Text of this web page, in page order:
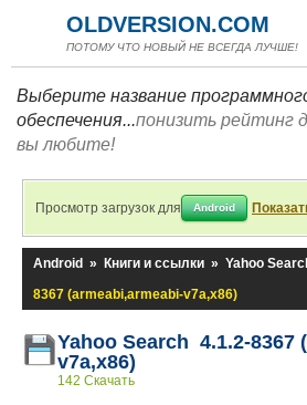
OLDVERSION.COM
ПОТОМУ ЧТО НОВЫЙ НЕ ВСЕГДА ЛУЧШЕ!
Выберите название
обеспечения...понизить рейтинг
вы любите!
Просмотр загрузок для Android
Android » Книги и ссылки » Yahoo
8367 (armeabi,armeabi-v7a,x86)
Yahoo Search 4.1.2-8367
v7a,x86)
142 Скачать